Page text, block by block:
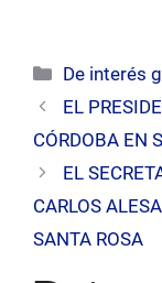
Categorías
De interés
EL
CÓRDOBA EN
EL
CARLOS
SANTA ROSA